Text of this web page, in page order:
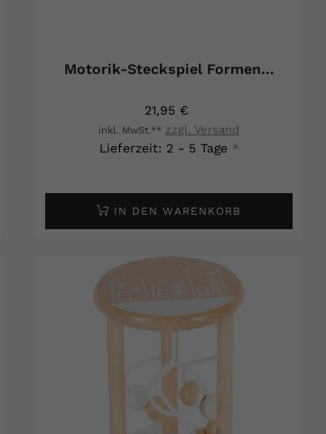
Motorik-Steckspiel Formen...
21,95 €
inkl. MwSt.** zzgl. Versand
Lieferzeit: 2 - 5 Tage *
IN DEN WARENKORB